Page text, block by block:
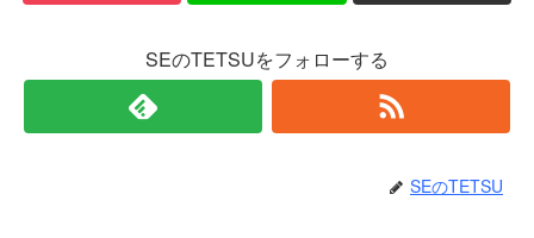
SEのTETSUをフォローする
SEのTETSU